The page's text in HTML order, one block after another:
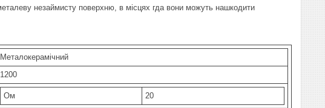
незаймисту поверхню, в місцях гда вони можуть нашкодити
Металокерамічний
1200
Ом 20